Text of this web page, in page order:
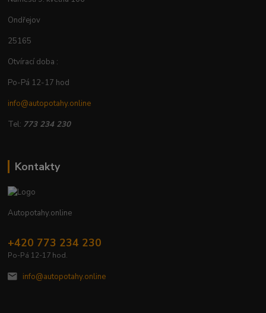
Ondřejov
25165
Otvírací doba :
Po-Pá 12-17 hod
info@autopotahy.online
Tel: 773 234 230
Kontakty
Autopotahy.online
+420 773 234 230
Po-Pá 12-17 hod.
info@autopotahy.online